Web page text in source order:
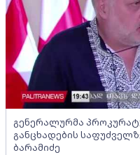
გენერალურმა
განცხადების
ბარამიძე